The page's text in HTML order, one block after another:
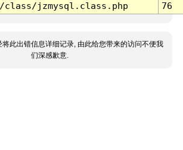
class/jzmysql.class.php 76
将此出错信息详细记录, 由此给您带来的访问不便我
们深感歉意.